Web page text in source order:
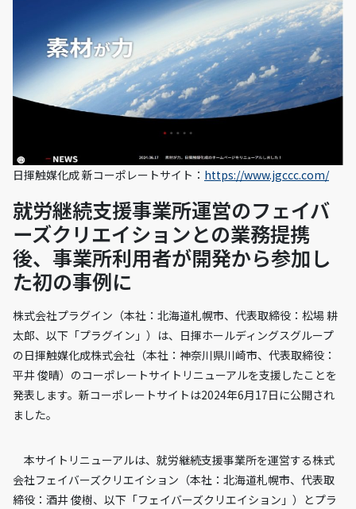
日揮触媒化成 新コーポレートサイト： https://www.jgccc.com/
就労継続支援事業所運営のフェイバ
ーズクリエイションとの業務提携
後、事業所利用者が開発から参加し
た初の事例に
株式会社プラグイン（本社：北海道札幌市、代表取締役：松場 耕
太郎、以下「プラグイン」）は、日揮ホールディングスグループ
の日揮触媒化成株式会社（本社：神奈川県川崎市、代表取締役：
平井 俊晴）のコーポレートサイトリニューアルを支援したことを
発表します。新コーポレートサイトは2024年6月17日に公開され
ました。
本サイトリニューアルは、就労継続支援事業所を運営する株式
会社フェイバーズクリエイション（本社：北海道札幌市、代表取
締役：酒井 俊樹、以下「フェイバーズクリエイション」）とプラ